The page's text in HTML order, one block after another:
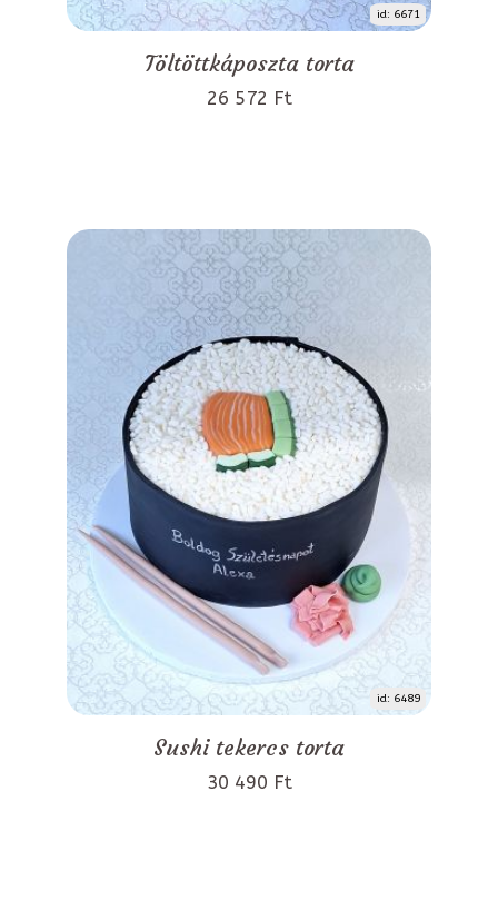
id: 6671
Töltöttkáposzta torta
26 572 Ft
id: 6489
Sushi tekercs torta
30 490 Ft